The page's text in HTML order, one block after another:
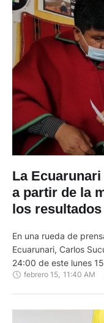
La
a partir de la
los
En una rueda de
Ecuarunari, Carlos
24:00 de este lunes
movilizaciones
febrero 15 11:40 AM